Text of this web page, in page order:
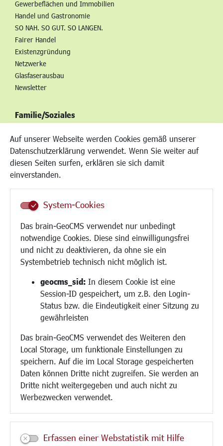
Auf unserer Webseite werden Cookies gemäß unserer
Datenschutzerklärung verwendet. Wenn Sie weiter auf
diesen Seiten surfen, erklären sie sich damit
einverstanden.
System-Cookies
Das brain-GeoCMS verwendet nur unbedingt
notwendige Cookies. Diese sind einwilligungsfrei
und nicht zu deaktivieren, da ohne sie ein
Systembetrieb technisch nicht möglich ist.
geocms_sid: In diesem Cookie ist eine
Session-ID gespeichert, um z.B. den Login-
Status bzw. die Eindeutigkeit einer Sitzung zu
gewährleisten
Das brain-GeoCMS verwendet des Weiteren den
Local Storage, um funktionale Einstellungen zu
speichern. Auf die im Local Storage gespeicherten
Daten können Dritte nicht zugreifen. Sie werden an
Dritte nicht weitergegeben und auch nicht zu
Werbezwecken verwendet.
Erfassen einer Webstatistik mit Hilfe
Gewerbeflächen und Immobilien
Handel und Gastronomie
SO NAH. SO GUT. SO LANGEN.
Fairer Handel
Existenzgründung
Netzwerke
Glasfaserausbau
Newsletter
Familie/Soziales
Kinderbetreuung
Kinder und Jugend
Institutionen für Familien
Frauen
Schule
Demokratie leben
Ukrainehilfe
Hilfe für Geflüchtete
Religion
Bauen/Umwelt/Mobilität
Bebauungsplanung
Verkehr/Mobilität
Glasfaserausbau
Aktuelle Baustellen
Paddelteich
CINDY S
Kultur/Freizeit/Tourismus
Veranstaltungen